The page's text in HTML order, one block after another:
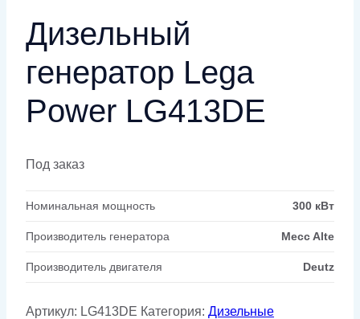
Дизельный
генератор Lega
Power LG413DE
Под заказ
Номинальная мощность 300 кВт
Производитель генератора Mecc Alte
Производитель двигателя Deutz
Артикул: LG413DE Категория: Дизельные